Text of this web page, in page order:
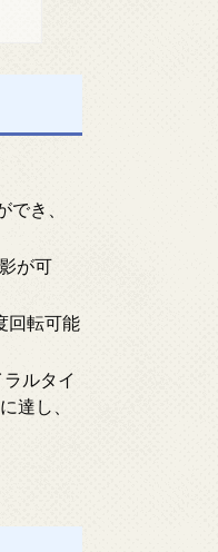
き、
が可
回転可能
ルタイ
達し、